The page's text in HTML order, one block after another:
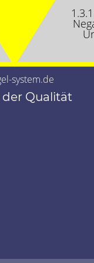
system.de
der Qualität